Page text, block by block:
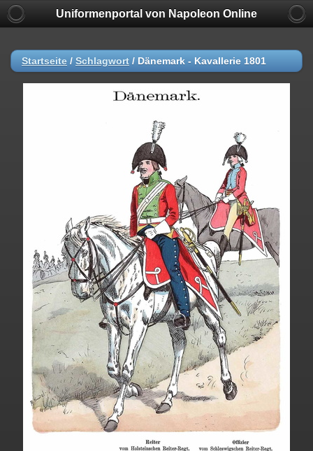
Uniformenportal von Napoleon Online
Startseite / Schlagwort / Dänemark - Kavallerie 1801